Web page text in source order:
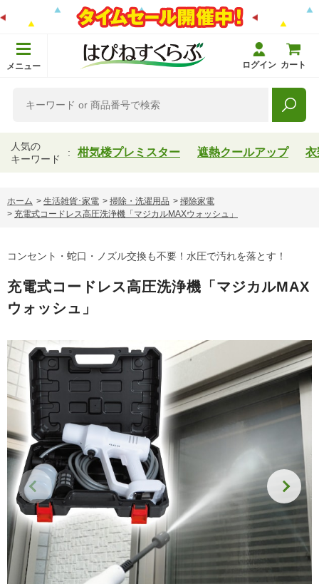
メニュー ログイン カート
人気の
キーワード
柑気楼プレミスター 遮熱クールアップ 衣
ホーム > 生活雑貨･家電 > 掃除・洗濯用品 > 掃除家電
> 充電式コードレス高圧洗浄機「マジカルMAXウォッシュ」
コンセント・蛇口・ノズル交換も不要！水圧で汚れを落とす！
充電式コードレス高圧洗浄機「マジカルMAX
ウォッシュ」